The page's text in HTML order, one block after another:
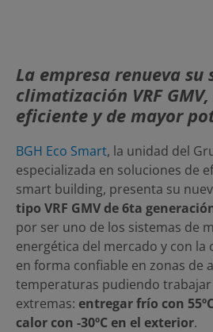
La empresa renueva su
climatización VRF
eficiente y de mayor
BGH Eco Smart, la unidad del
especializada en soluciones de
smart building, presenta su
tipo VRF GMV de 6ta
por ser uno de los sistemas de
energética del mercado y con la
en forma confiable en zonas de
temperaturas pudiendo
extremas: entregar frío con
calor con -30ºC en el exterior.